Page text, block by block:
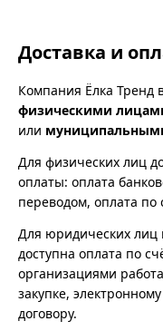
Доставка и
Компания Ёлка Тренд
физическими
или
Для физических лиц
оплаты: оплата
переводом, оплата по
Для юридических лиц
доступна оплата по
организациями
закупке,
договору.